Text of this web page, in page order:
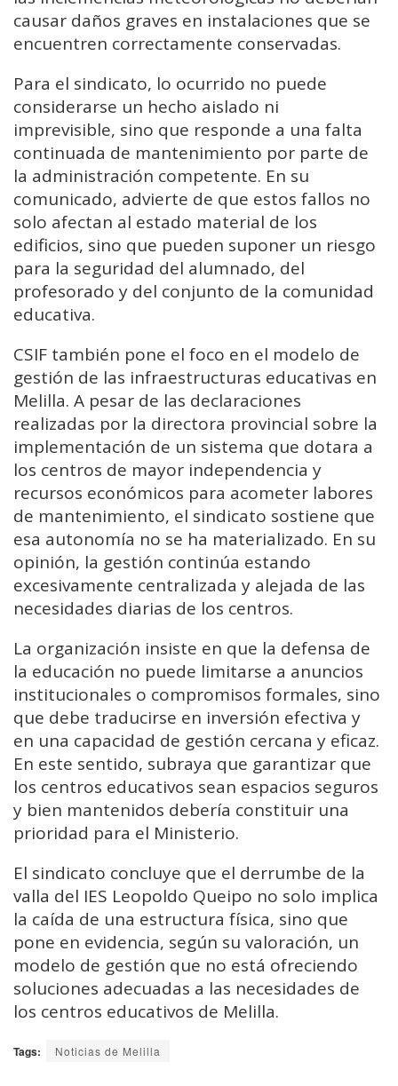
causar daños graves en instalaciones que se
encuentren correctamente conservadas.
Para el sindicato, lo ocurrido no puede
considerarse un hecho aislado ni
imprevisible, sino que responde a una falta
continuada de mantenimiento por parte de
la administración competente. En su
comunicado, advierte de que estos fallos no
solo afectan al estado material de los
edificios, sino que pueden suponer un riesgo
para la seguridad del alumnado, del
profesorado y del conjunto de la comunidad
educativa.
CSIF también pone el foco en el modelo de
gestión de las infraestructuras educativas en
Melilla. A pesar de las declaraciones
realizadas por la directora provincial sobre la
implementación de un sistema que dotara a
los centros de mayor independencia y
recursos económicos para acometer labores
de mantenimiento, el sindicato sostiene que
esa autonomía no se ha materializado. En su
opinión, la gestión continúa estando
excesivamente centralizada y alejada de las
necesidades diarias de los centros.
La organización insiste en que la defensa de
la educación no puede limitarse a anuncios
institucionales o compromisos formales, sino
que debe traducirse en inversión efectiva y
en una capacidad de gestión cercana y eficaz.
En este sentido, subraya que garantizar que
los centros educativos sean espacios seguros
y bien mantenidos debería constituir una
prioridad para el Ministerio.
El sindicato concluye que el derrumbe de la
valla del IES Leopoldo Queipo no solo implica
la caída de una estructura física, sino que
pone en evidencia, según su valoración, un
modelo de gestión que no está ofreciendo
soluciones adecuadas a las necesidades de
los centros educativos de Melilla.
Tags: Noticias de Melilla